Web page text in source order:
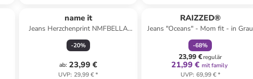
name it
Jeans Herzchenprint NMFBELLA
MOM SHAPED JEANS in light grey
denim
-20%
ab: 23,99 €
UVP: 29,99 €*
RAIZZED®
Jeans "Oceans" - Mom fit - in Grau
-68%
23,99 €regulär
21,99 € mit family
UVP: 69,99 €*